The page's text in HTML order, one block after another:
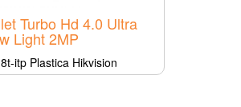
Turbo Hd 4.0 Ultra
Light 2MP
itp Plastica Hikvision